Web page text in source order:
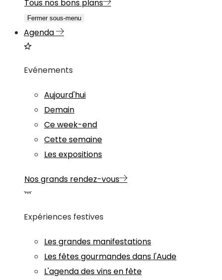
Tous nos bons plans
Fermer sous-menu
Agenda
Evénements
Aujourd'hui
Demain
Ce week-end
Cette semaine
Les expositions
Nos grands rendez-vous
Expériences festives
Les grandes manifestations
Les fêtes gourmandes dans l'Aude
L'agenda des vins en fête